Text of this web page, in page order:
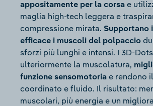
appositamente per la corsae
maglia high-tech leggera e
compressione mirata. Supportano
efficace i muscoli del polpaccio
sforzi più lunghi e intensi. I 3D-
ulteriormente la muscolatura,
funzione sensomotoriae rendono
coordinato e fluido. Il risultato:
muscolari, più energia e un